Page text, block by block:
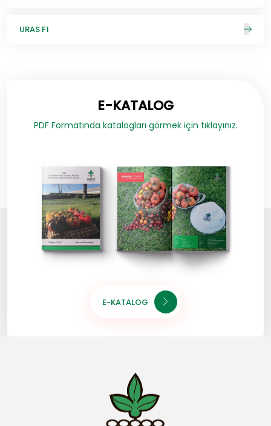
URAS F1
E-KATALOG
PDF Formatında katalogları görmek için tıklayınız.
E-KATALOG